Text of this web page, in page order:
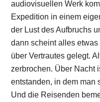
audiovisuellen Werk
Expedition in einem
der Lust des Aufbruchs
dann scheint alles
über Vertrautes gelegt.
zerbrochen. Über Nacht
entstanden, in dem man
Und die Reisenden